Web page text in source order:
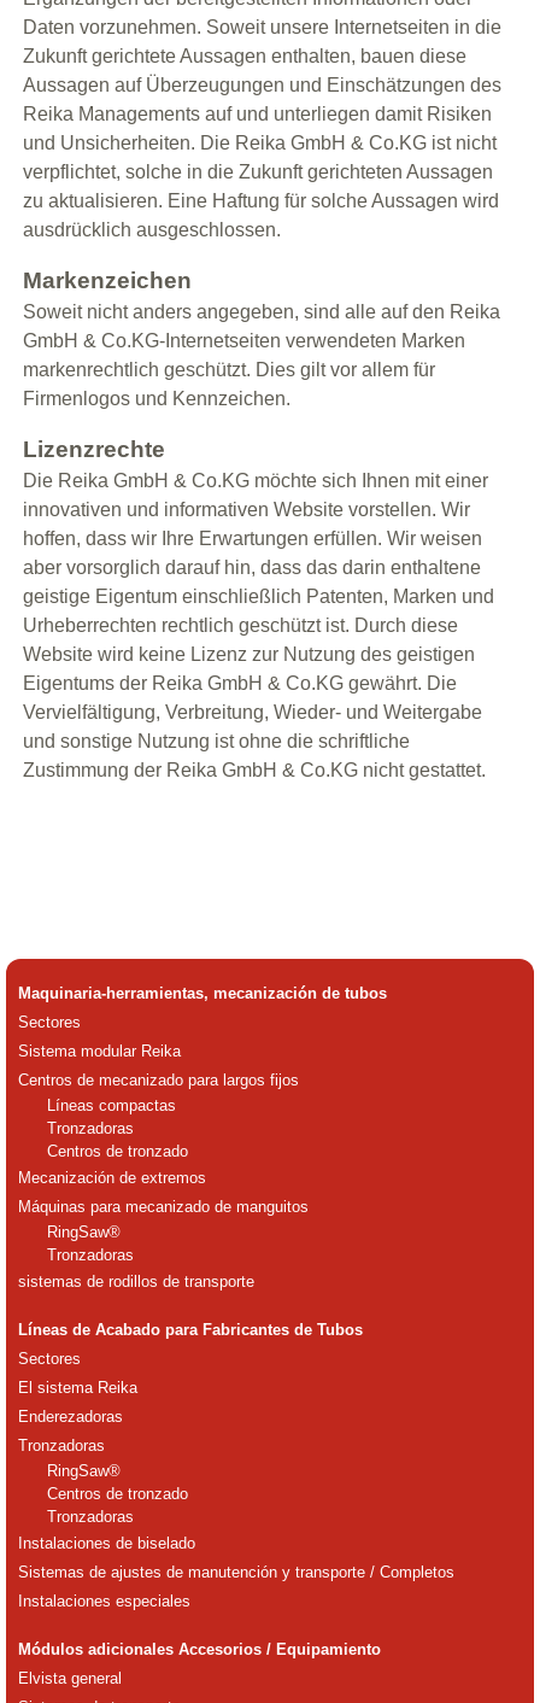
Daten vorzunehmen. Soweit unsere Internetseiten in die
Zukunft gerichtete Aussagen enthalten, bauen diese
Aussagen auf Überzeugungen und Einschätzungen des
Reika Managements auf und unterliegen damit Risiken
und Unsicherheiten. Die Reika GmbH & Co.KG ist nicht
verpflichtet, solche in die Zukunft gerichteten Aussagen
zu aktualisieren. Eine Haftung für solche Aussagen wird
ausdrücklich ausgeschlossen.
Markenzeichen
Soweit nicht anders angegeben, sind alle auf den Reika
GmbH & Co.KG-Internetseiten verwendeten Marken
markenrechtlich geschützt. Dies gilt vor allem für
Firmenlogos und Kennzeichen.
Lizenzrechte
Die Reika GmbH & Co.KG möchte sich Ihnen mit einer
innovativen und informativen Website vorstellen. Wir
hoffen, dass wir Ihre Erwartungen erfüllen. Wir weisen
aber vorsorglich darauf hin, dass das darin enthaltene
geistige Eigentum einschließlich Patenten, Marken und
Urheberrechten rechtlich geschützt ist. Durch diese
Website wird keine Lizenz zur Nutzung des geistigen
Eigentums der Reika GmbH & Co.KG gewährt. Die
Vervielfältigung, Verbreitung, Wieder- und Weitergabe
und sonstige Nutzung ist ohne die schriftliche
Zustimmung der Reika GmbH & Co.KG nicht gestattet.
Maquinaria-herramientas, mecanización de tubos
Sectores
Sistema modular Reika
Centros de mecanizado para largos fijos
Líneas compactas
Tronzadoras
Centros de tronzado
Mecanización de extremos
Máquinas para mecanizado de manguitos
RingSaw®
Tronzadoras
sistemas de rodillos de transporte
Líneas de Acabado para Fabricantes de Tubos
Sectores
El sistema Reika
Enderezadoras
Tronzadoras
RingSaw®
Centros de tronzado
Tronzadoras
Instalaciones de biselado
Sistemas de ajustes de manutención y transporte / Completos
Instalaciones especiales
Módulos adicionales Accesorios / Equipamiento
Elvista general